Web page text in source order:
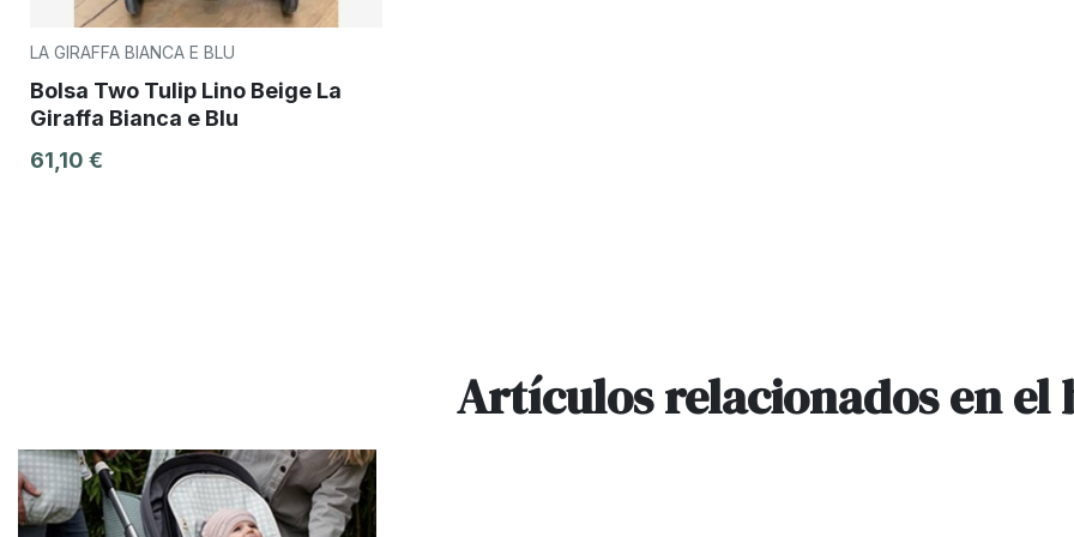
LA GIRAFFA BIANCA E BLU
Bolsa Two Tulip Lino Beige La
Giraffa Bianca e Blu
61,10 €
Artículos relacionados en el